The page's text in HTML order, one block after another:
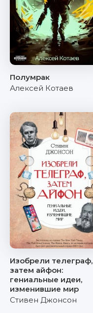
Полумрак
Алексей Котаев
Изобрели телеграф,
затем айфон:
гениальные идеи,
изменившие мир
Стивен Джонсон